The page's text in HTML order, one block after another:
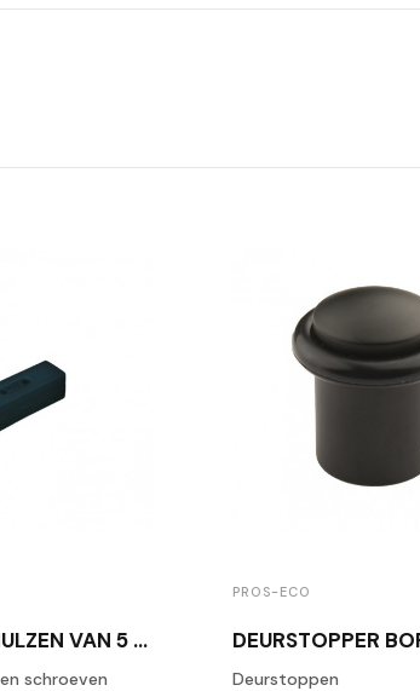
SET VAN 10 HULZEN VAN 5 MM NAAR 6 MM
schroeven
PROS-ECO
Deurstoppen